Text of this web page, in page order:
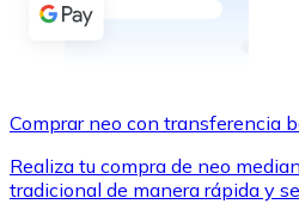
Transferencia SEPA
Utiliza tarjetas Visa y
Comprar neo con transferencia
Realiza tu compra de neo
tradicional de manera rápida y